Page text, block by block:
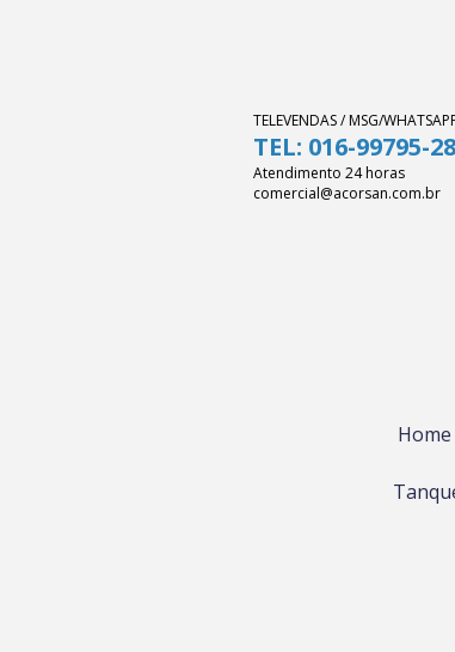
TELEVENDAS / MSG/
TEL: 016-99795-
Atendimento 24 horas
comercial@acorsan.com.br
Home